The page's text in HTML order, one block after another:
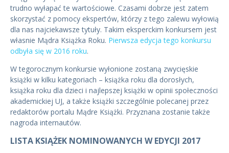
trudno wyłapać te wartościowe. Czasami dobrze jest zatem
skorzystać z pomocy ekspertów, którzy z tego zalewu wyłowią
dla nas najciekawsze tytuły. Takim eksperckim konkursem jest
własnie Mądra Książka Roku. Pierwsza edycja tego konkursu
odbyła się w 2016 roku.
W tegorocznym konkursie wyłonione zostaną zwycięskie
książki w kilku kategoriach – książka roku dla dorosłych,
książka roku dla dzieci i najlepszej książki w opinii społeczności
akademickiej UJ, a także książki szczególnie polecanej przez
redaktorów portalu Mądre Książki. Przyznana zostanie także
nagroda internautów.
LISTA KSIĄŻEK NOMINOWANYCH W EDYCJI 2017